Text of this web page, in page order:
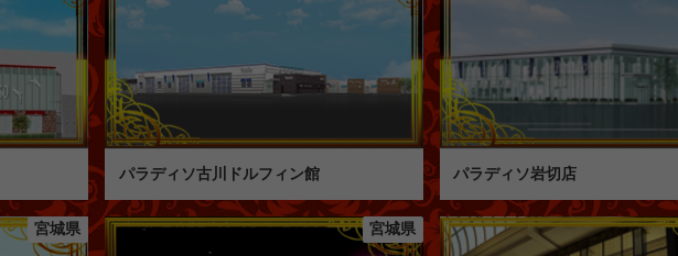
パラディソ古川ドルフィン館 パラディソ岩切店
宮城県 宮城県